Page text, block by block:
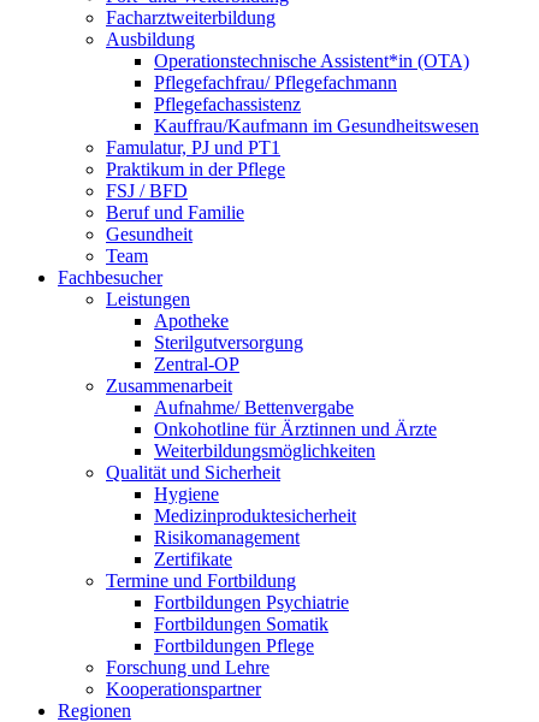
Facharztweiterbildung
Ausbildung
Operationstechnische Assistent*in (OTA)
Pflegefachfrau/ Pflegefachmann
Pflegefachassistenz
Kauffrau/Kaufmann im Gesundheitswesen
Famulatur, PJ und PT1
Praktikum in der Pflege
FSJ / BFD
Beruf und Familie
Gesundheit
Team
Fachbesucher
Leistungen
Apotheke
Sterilgutversorgung
Zentral-OP
Zusammenarbeit
Aufnahme/ Bettenvergabe
Onkohotline für Ärztinnen und Ärzte
Weiterbildungsmöglichkeiten
Qualität und Sicherheit
Hygiene
Medizinproduktesicherheit
Risikomanagement
Zertifikate
Termine und Fortbildung
Fortbildungen Psychiatrie
Fortbildungen Somatik
Fortbildungen Pflege
Forschung und Lehre
Kooperationspartner
Regionen